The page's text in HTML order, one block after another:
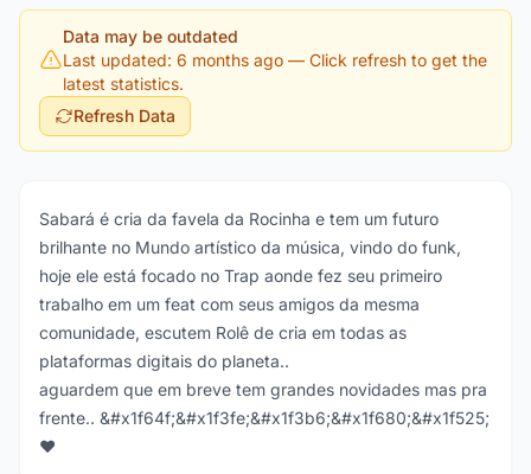
Data may be outdated
Last updated: 6 months ago — Click refresh to get the
latest statistics.
Refresh Data
Sabará é cria da favela da Rocinha e tem um futuro
brilhante no Mundo artístico da música, vindo do funk,
hoje ele está focado no Trap aonde fez seu primeiro
trabalho em um feat com seus amigos da mesma
comunidade, escutem Rolê de cria em todas as
plataformas digitais do planeta..
aguardem que em breve tem grandes novidades mas pra
frente.. &#x1f64f;&#x1f3fe;&#x1f3b6;&#x1f680;&#x1f525;
❤️